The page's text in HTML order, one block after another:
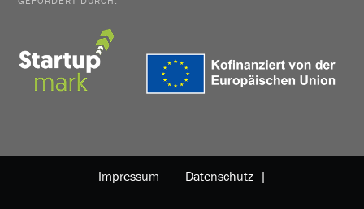
Impressum Datenschutz |